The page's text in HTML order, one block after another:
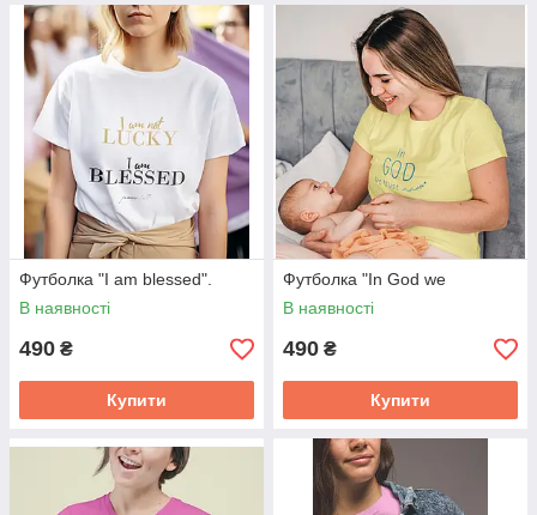
Футболка "I am blessed".
В наявності
490 ₴
Купити
Футболка "In God we
В наявності
490 ₴
Купити